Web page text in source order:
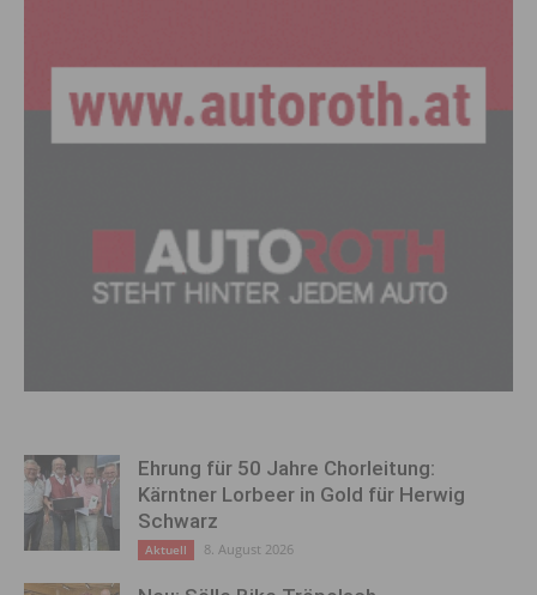
Ehrung für 50 Jahre Chorleitung:
Kärntner Lorbeer in Gold für Herwig
Schwarz
Aktuell 8. August 2026